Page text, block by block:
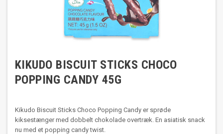
KIKUDO BISCUIT STICKS CHOCO
POPPING CANDY 45G
Kikudo Biscuit Sticks Choco Popping Candy er sprøde
kiksestænger med dobbelt chokolade overtræk. En asiatisk snack
nu med et popping candy twist.